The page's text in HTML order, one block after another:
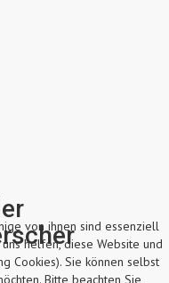
von ihnen sind essenziell
helfen, diese Website und
Cookies). Sie können selbst
Bitte beachten Sie,